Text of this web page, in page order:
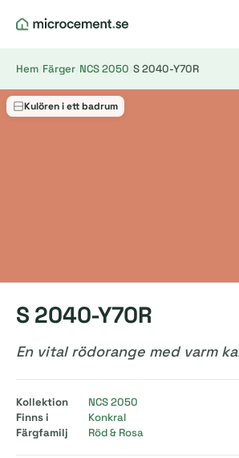
Hem Färger NCS 2050 S 2040-Y70R
Kulören i ett badrum
S 2040-Y70R
En vital rödorange med varm
Kollektion
NCS 2050
Finns i
Konkral
Färgfamilj
Röd & Rosa